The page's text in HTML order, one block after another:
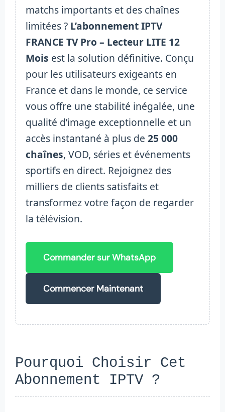
matchs importants et des chaînes
limitées ? L’abonnement IPTV
FRANCE TV Pro – Lecteur LITE 12
Mois est la solution définitive. Conçu
pour les utilisateurs exigeants en
France et dans le monde, ce service
vous offre une stabilité inégalée, une
qualité d’image exceptionnelle et un
accès instantané à plus de 25 000
chaînes, VOD, séries et événements
sportifs en direct. Rejoignez des
milliers de clients satisfaits et
transformez votre façon de regarder
la télévision.
Commander sur WhatsApp
Commencer Maintenant
Pourquoi Choisir Cet
Abonnement IPTV ?